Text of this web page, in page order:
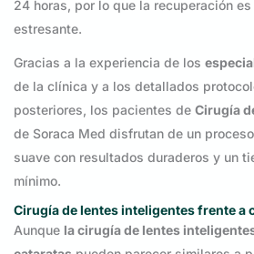
24 horas, por lo que la recuperación
estresante.
Gracias a la experiencia de los
de la clínica y a los detallados
posteriores, los pacientes de Cirugía
de Soraca Med disfrutan de un
suave con resultados duraderos y un
mínimo.
Cirugía de lentes inteligentes frente a
Aunque la cirugía de lentes